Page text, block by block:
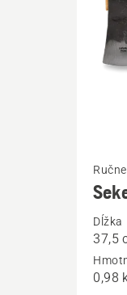
viac
Sekerka
Dĺžka
37,5
0,98